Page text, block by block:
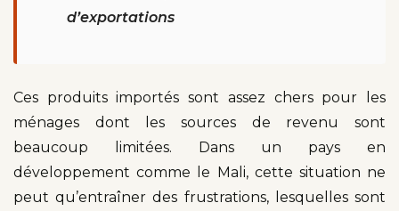
d’exportations
Ces produits importés sont assez chers pour les
ménages dont les sources de revenu sont
beaucoup limitées. Dans un pays en
développement comme le Mali, cette situation ne
peut qu’entraîner des frustrations, lesquelles sont